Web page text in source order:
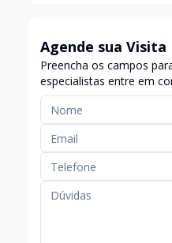
Agende sua Visita
Preencha os campos
especialistas entre em